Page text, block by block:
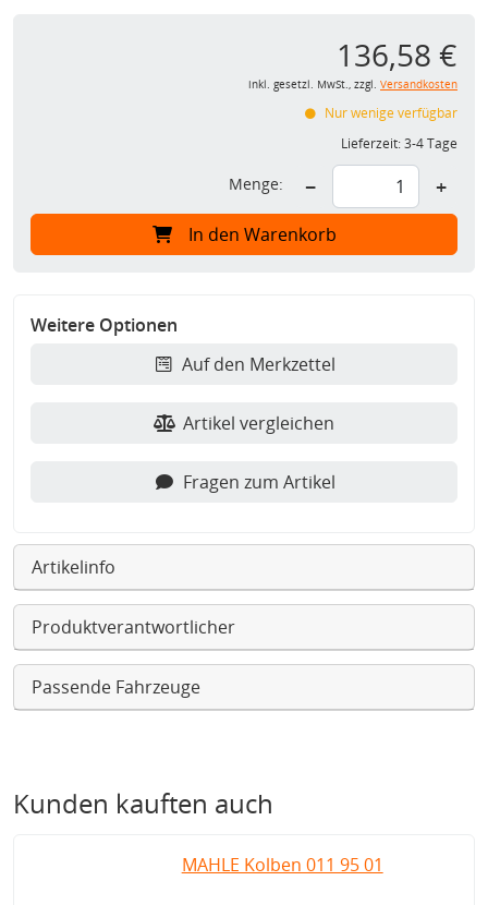
136,58 €
inkl. gesetzl. MwSt., zzgl. Versandkosten
Nur wenige verfügbar
Lieferzeit:3-4 Tage
Menge: − +
In den Warenkorb
Weitere Optionen
Auf den Merkzettel
Artikel vergleichen
Fragen zum Artikel
Artikelinfo
Produktverantwortlicher
Passende Fahrzeuge
Kunden kauften auch
MAHLE Kolben 011 95 01